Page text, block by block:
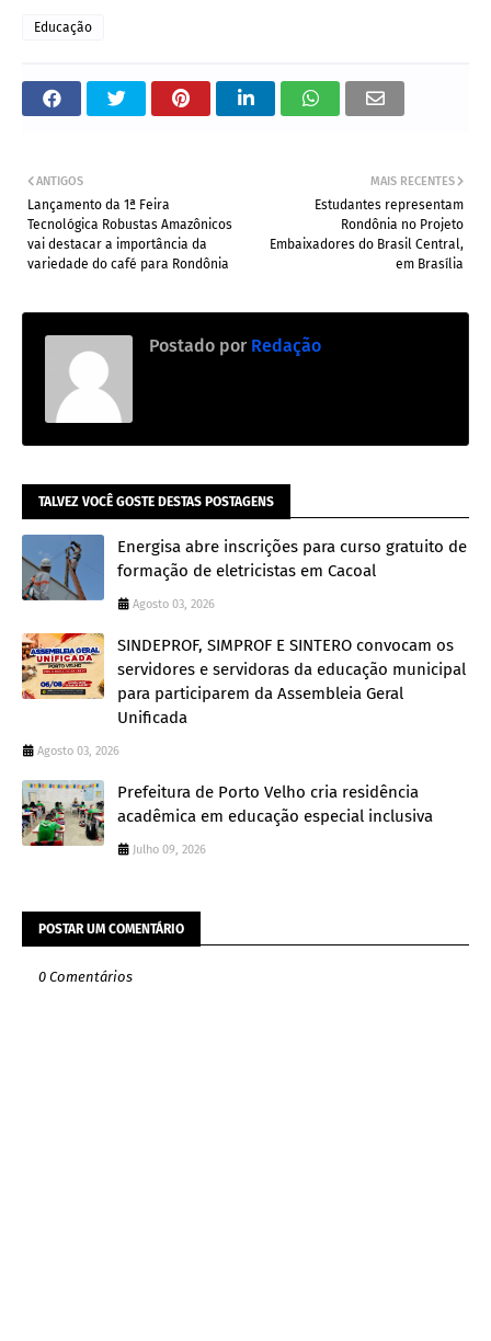
Educação
MAIS RECENTES
Estudantes representam
Rondônia no Projeto
Embaixadores do Brasil Central,
em Brasília
ANTIGOS
Lançamento da 1ª Feira
Tecnológica Robustas Amazônicos
vai destacar a importância da
variedade do café para Rondônia
Postado por Redação
TALVEZ VOCÊ GOSTE DESTAS POSTAGENS
Energisa abre inscrições para curso gratuito de
formação de eletricistas em Cacoal
Agosto 03, 2026
SINDEPROF, SIMPROF E SINTERO convocam os
servidores e servidoras da educação municipal
para participarem da Assembleia Geral
Unificada
Agosto 03, 2026
Prefeitura de Porto Velho cria residência
acadêmica em educação especial inclusiva
Julho 09, 2026
POSTAR UM COMENTÁRIO
0 Comentários